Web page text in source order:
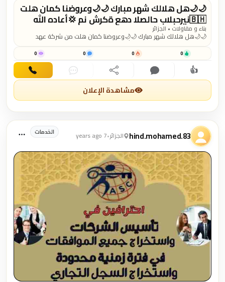
🌙🌙هل هلالك شهر مبارك 🌙🌙وعروضنا كمان هلت
من شركة عهد الصلاح بالبحرين⁦🇧🇭⁩ 💢أعاده الله
عليكم بالخير واليمن والبركات 💢 ☘كل عام وانتم
بخير ☘ لمزيد من التفاصيل برجاء التواصل خاص/هند
محمد
بناء و مقاولات • الجزائر
🌙🌙هل هلالك شهر مبارك 🌙🌙وعروضنا كمان هلت من شركة عهد
الصلاح بالبحرين⁦🇧🇭⁩ 💢أعاده الله عليكم بالخير واليمن والبركات 💢 ☘كل
عام وانتم بخير ☘ لمزيد من التفاصيل برجاء التواصل خاص/هند محمد
0
0
0
0
👍اهتمام تعليق مشاركة دردشة اتصال
مشاهدة الإعلان
hind.mohamed.83 الجزائر•
7 years ago الخدمات